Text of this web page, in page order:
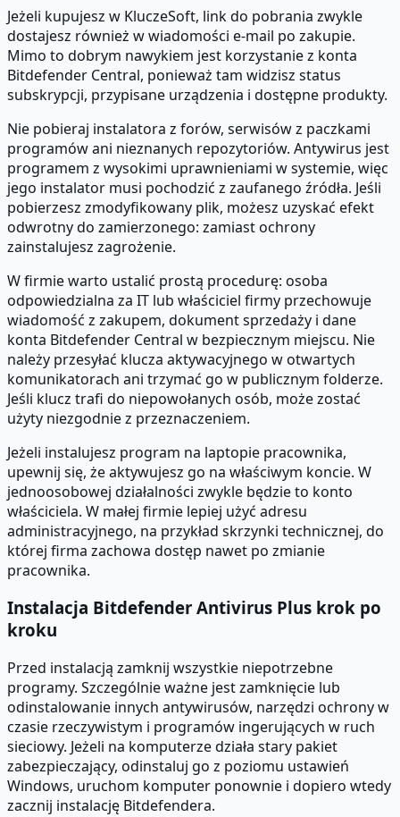
Jeżeli kupujesz w KluczeSoft, link do pobrania zwykle
dostajesz również w wiadomości e-mail po zakupie.
Mimo to dobrym nawykiem jest korzystanie z konta
Bitdefender Central, ponieważ tam widzisz status
subskrypcji, przypisane urządzenia i dostępne produkty.
Nie pobieraj instalatora z forów, serwisów z paczkami
programów ani nieznanych repozytoriów. Antywirus jest
programem z wysokimi uprawnieniami w systemie, więc
jego instalator musi pochodzić z zaufanego źródła. Jeśli
pobierzesz zmodyfikowany plik, możesz uzyskać efekt
odwrotny do zamierzonego: zamiast ochrony
zainstalujesz zagrożenie.
W firmie warto ustalić prostą procedurę: osoba
odpowiedzialna za IT lub właściciel firmy przechowuje
wiadomość z zakupem, dokument sprzedaży i dane
konta Bitdefender Central w bezpiecznym miejscu. Nie
należy przesyłać klucza aktywacyjnego w otwartych
komunikatorach ani trzymać go w publicznym folderze.
Jeśli klucz trafi do niepowołanych osób, może zostać
użyty niezgodnie z przeznaczeniem.
Jeżeli instalujesz program na laptopie pracownika,
upewnij się, że aktywujesz go na właściwym koncie. W
jednoosobowej działalności zwykle będzie to konto
właściciela. W małej firmie lepiej użyć adresu
administracyjnego, na przykład skrzynki technicznej, do
której firma zachowa dostęp nawet po zmianie
pracownika.
Instalacja Bitdefender Antivirus Plus krok po
kroku
Przed instalacją zamknij wszystkie niepotrzebne
programy. Szczególnie ważne jest zamknięcie lub
odinstalowanie innych antywirusów, narzędzi ochrony w
czasie rzeczywistym i programów ingerujących w ruch
sieciowy. Jeżeli na komputerze działa stary pakiet
zabezpieczający, odinstaluj go z poziomu ustawień
Windows, uruchom komputer ponownie i dopiero wtedy
zacznij instalację Bitdefendera.